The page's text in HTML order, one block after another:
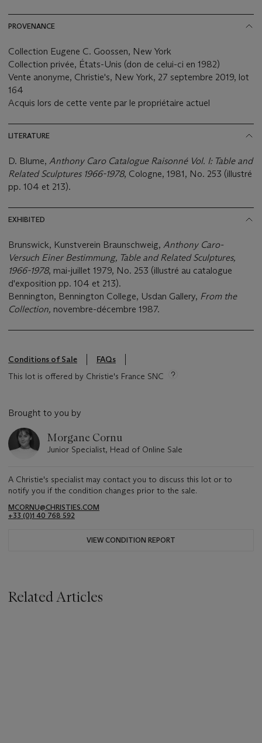
PROVENANCE
Collection Eugene C. Goossen, New York
Collection privée, États-Unis (don de celui-ci en 1982)
Vente anonyme, Christie's, New York, 27 septembre 2019, lot
164
Acquis lors de cette vente par le propriétaire actuel
LITERATURE
D. Blume, Anthony Caro Catalogue Raisonné Vol. I: Table and
Related Sculptures 1966-1978, Cologne, 1981, No. 253 (illustré
pp. 104 et 213).
EXHIBITED
Brunswick, Kunstverein Braunschweig, Anthony Caro-
Versuch Einer Bestimmung, Table and Related Sculptures,
1966-1978, mai-juillet 1979, No. 253 (illustré au catalogue
d'exposition pp. 104 et 213).
Bennington, Bennington College, Usdan Gallery, From the
Collection, novembre-décembre 1987.
Conditions of Sale
FAQs
This lot is offered by Christie's France SNC
Brought to you by
Morgane Cornu
Junior Specialist, Head of Online Sale
A Christie's specialist may contact you to discuss this lot or to
notify you if the condition changes prior to the sale.
MCORNU@CHRISTIES.COM
+33 (0)1 40 768 592
VIEW CONDITION REPORT
Related Articles